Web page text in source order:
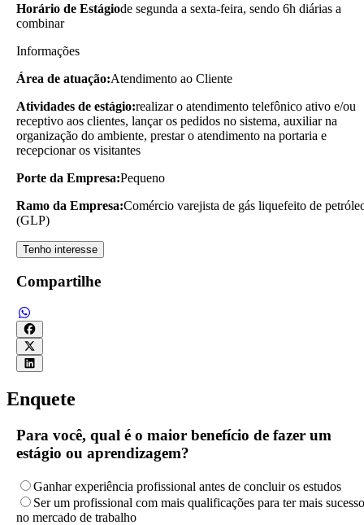
Horário de Estágiode segunda a sexta-feira, sendo 6h diárias a
combinar
Informações
Área de atuação:Atendimento ao Cliente
Atividades de estágio:realizar o atendimento telefônico ativo e/ou
receptivo aos clientes, lançar os pedidos no sistema, auxiliar na
organização do ambiente, prestar o atendimento na portaria e
recepcionar os visitantes
Porte da Empresa:Pequeno
Ramo da Empresa:Comércio varejista de gás liquefeito de
(GLP)
Tenho interesse
Compartilhe
Enquete
Para você, qual é o maior benefício de fazer um
estágio ou aprendizagem?
Ganhar experiência profissional antes de concluir os estudos
Ser um profissional com mais qualificações para ter mais sucesso
no mercado de trabalho